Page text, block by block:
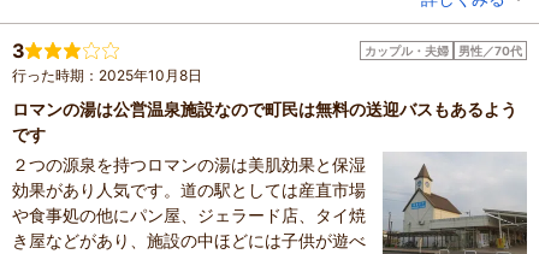
滞在時間：1～2時間
設備の有無：駐車場、トイレ、休憩所
投稿日：2025年12月15日
3 カップル・夫婦 男性／70代
行った時期：2025年10月8日
ロマンの湯は公営温泉施設なので町民は無料の送迎バスもあるよう
です
２つの源泉を持つロマンの湯は美肌効果と保湿
効果があり人気です。道の駅としては産直市場
や食事処の他にパン屋、ジェラード店、タイ焼
き屋などがあり、施設の中ほどには子供が遊べ